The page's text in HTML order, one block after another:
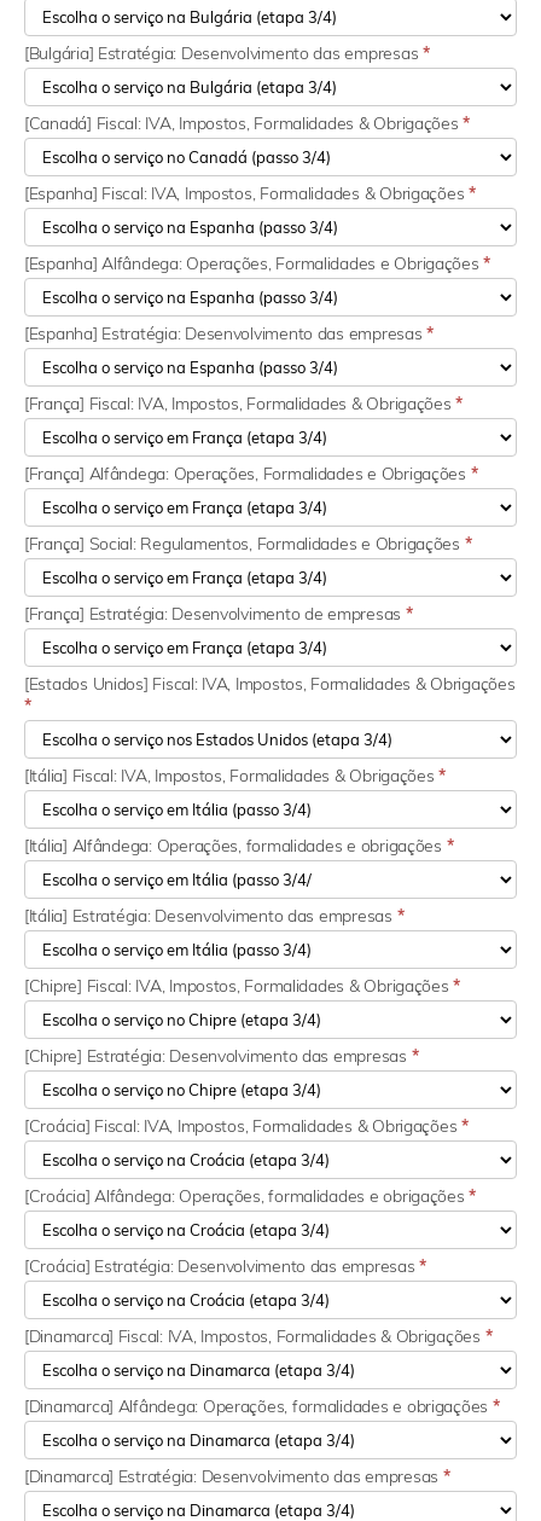
[Bulgária] Estratégia: Desenvolvimento das empresas *
[Canadá] Fiscal: IVA, Impostos, Formalidades & Obrigações*
[Espanha] Fiscal: IVA, Impostos, Formalidades & Obrigações*
[Espanha] Alfândega: Operações, Formalidades e Obrigações*
[Espanha] Estratégia: Desenvolvimento das empresas*
[França] Fiscal: IVA, Impostos, Formalidades & Obrigações*
[França] Alfândega: Operações, Formalidades e Obrigações *
[França] Social: Regulamentos, Formalidades e Obrigações *
[França] Estratégia: Desenvolvimento de empresas *
[Estados Unidos] Fiscal: IVA, Impostos, Formalidades & Obrigações
*
[Itália] Fiscal: IVA, Impostos, Formalidades & Obrigações*
[Itália] Alfândega: Operações, formalidades e obrigações *
[Itália] Estratégia: Desenvolvimento das empresas *
[Chipre] Fiscal: IVA, Impostos, Formalidades & Obrigações*
[Chipre] Estratégia: Desenvolvimento das empresas *
[Croácia] Fiscal: IVA, Impostos, Formalidades & Obrigações*
[Croácia] Alfândega: Operações, formalidades e obrigações*
[Croácia] Estratégia: Desenvolvimento das empresas*
[Dinamarca] Fiscal: IVA, Impostos, Formalidades & Obrigações *
[Dinamarca] Alfândega: Operações, formalidades e obrigações *
[Dinamarca] Estratégia: Desenvolvimento das empresas *